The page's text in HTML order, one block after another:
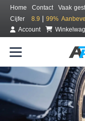
Home Contact
Vaak
Cijfer
8.9 | 99%
Account